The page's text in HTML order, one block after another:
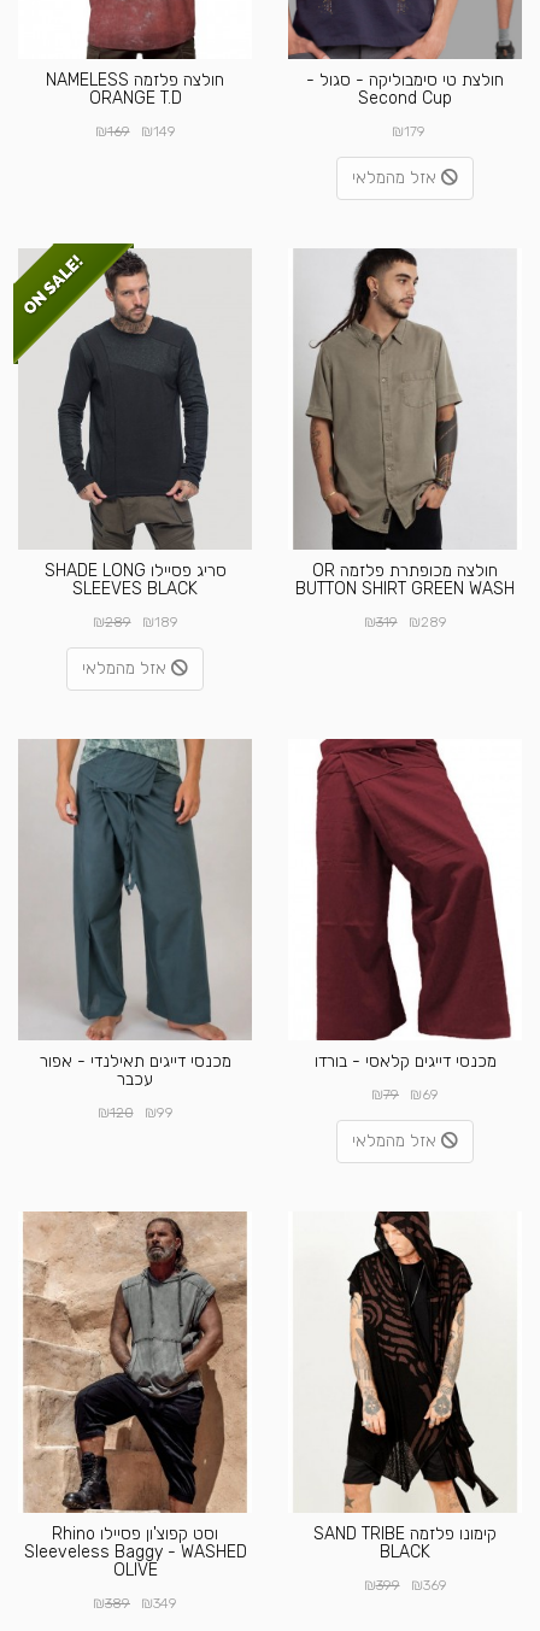
חולצת טי סימבוליקה - סגול -
Second Cup
₪179
אזל מהמלאי
חולצה פלזמה NAMELESS
ORANGE T.D
₪149
₪169
חולצה מכופתרת פלזמה OR
BUTTON SHIRT GREEN WASH
₪289
₪319
סריג פסיילו SHADE LONG
SLEEVES BLACK
₪189
₪289
אזל מהמלאי
מכנסי דייגים קלאסי - בורדו
₪69
₪79
אזל מהמלאי
מכנסי דייגים תאילנדי - אפור
עכבר
₪99
₪120
קימונו פלזמה SAND TRIBE
BLACK
₪369
₪399
וסט קפוצ'ון פסיילו Rhino
Sleeveless Baggy - WASHED
OLIVE
₪349
₪389